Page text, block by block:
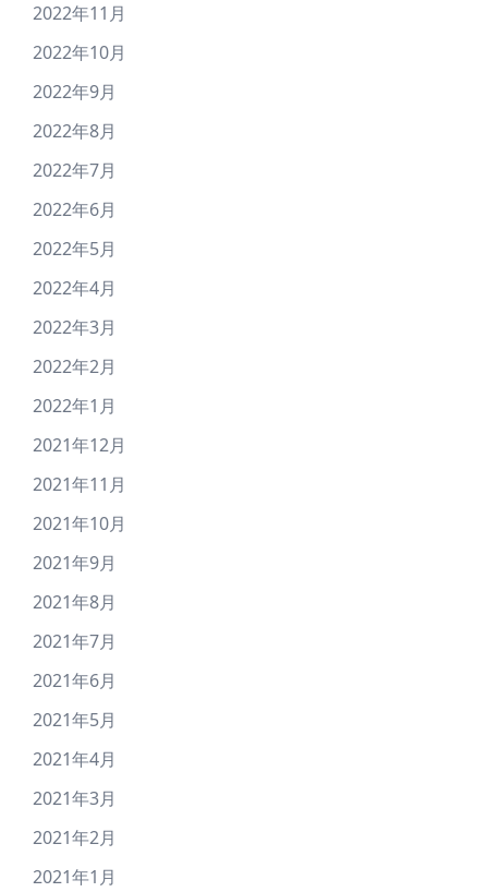
2022年11月
2022年10月
2022年9月
2022年8月
2022年7月
2022年6月
2022年5月
2022年4月
2022年3月
2022年2月
2022年1月
2021年12月
2021年11月
2021年10月
2021年9月
2021年8月
2021年7月
2021年6月
2021年5月
2021年4月
2021年3月
2021年2月
2021年1月